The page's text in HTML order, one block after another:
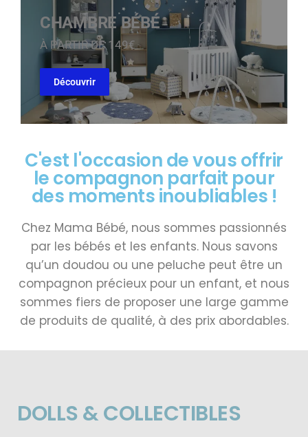
CHAMBRE BÉBÉ
À PARTIR DE 149€
Découvrir
C'est l'occasion de vous offrir
le compagnon parfait pour
des moments inoubliables !
Chez Mama Bébé, nous sommes passionnés
par les bébés et les enfants. Nous savons
qu’un doudou ou une peluche peut être un
compagnon précieux pour un enfant, et nous
sommes fiers de proposer une large gamme
de produits de qualité, à des prix abordables.
DOLLS & COLLECTIBLES